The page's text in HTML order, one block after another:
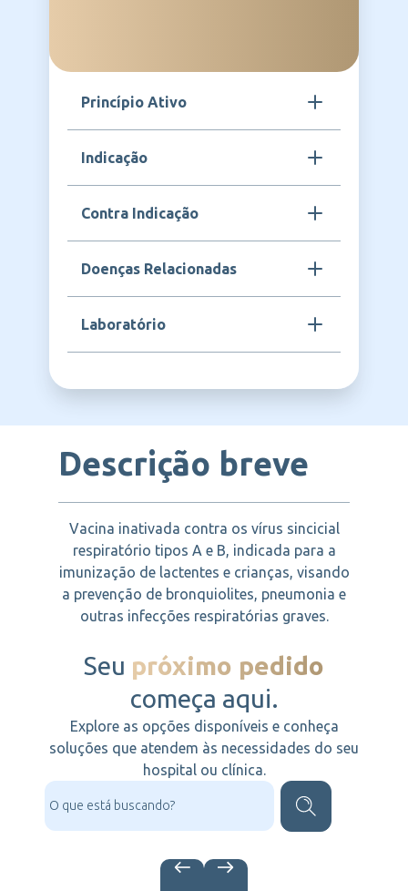
Princípio Ativo
Vacina contra vírus sincicial respiratório
(VSR) tipos A e B, inativada.
Indicação
Prevenção da infecção causada pelo vírus
sincicial respiratório (tipos A e B), principal
agente de infecções respiratórias graves
Contra Indicação
Hipersensibilidade a qualquer componente
da vacina e condições de febre alta ou
doença aguda grave no momento da
Doenças Relacionadas
Infecção por vírus sincicial respiratório,
bronquiolite, pneumonia viral, infecções
respiratórias agudas em lactentes e
Laboratório
Descrição breve
Vacina inativada contra os vírus sincicial
respiratório tipos A e B, indicada para a
imunização de lactentes e crianças, visando
a prevenção de bronquiolites, pneumonia e
outras infecções respiratórias graves.
Seu próximo pedido
começa aqui.
Explore as opções disponíveis e conheça
soluções que atendem às necessidades do seu
hospital ou clínica.